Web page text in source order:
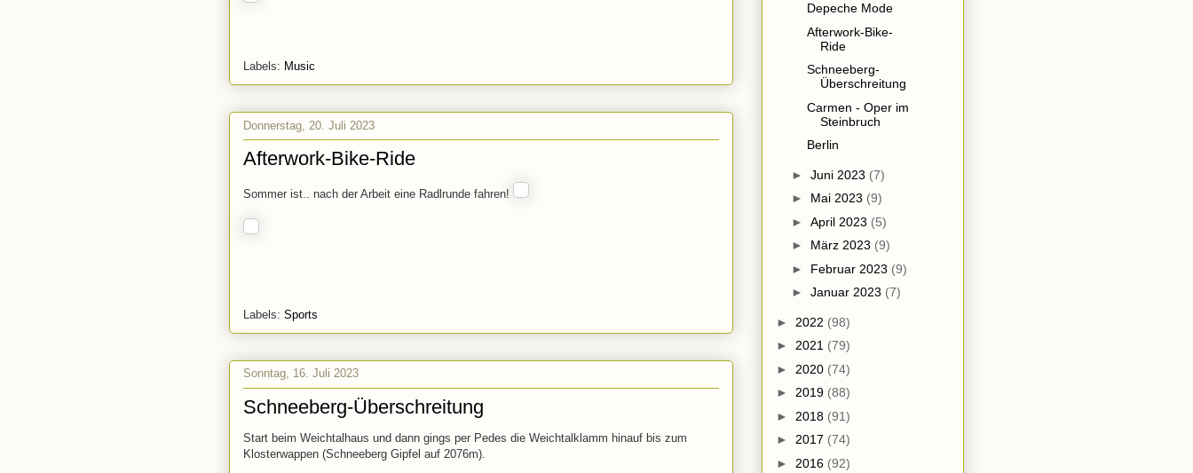
Labels: Music
Donnerstag, 20. Juli 2023
Afterwork-Bike-Ride
Sommer ist.. nach der Arbeit eine Radlrunde fahren!
Labels: Sports
Sonntag, 16. Juli 2023
Schneeberg-Überschreitung
Start beim Weichtalhaus und dann gings per Pedes die Weichtalklamm hinauf bis zum
Klosterwappen (Schneeberg Gipfel auf 2076m).
Depeche Mode
Afterwork-Bike-
Ride
Schneeberg-
Überschreitung
Carmen - Oper im
Steinbruch
Berlin
► Juni 2023 (7)
► Mai 2023 (9)
► April 2023 (5)
► März 2023 (9)
► Februar 2023 (9)
► Januar 2023 (7)
► 2022 (98)
► 2021 (79)
► 2020 (74)
► 2019 (88)
► 2018 (91)
► 2017 (74)
► 2016 (92)